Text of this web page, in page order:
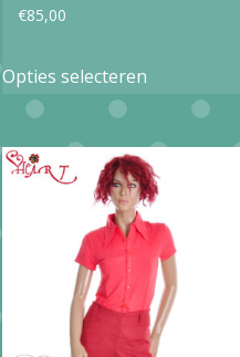
€85,00
Opties selecteren
meerdere
variaties.
Deze
optie
kan
gekozen